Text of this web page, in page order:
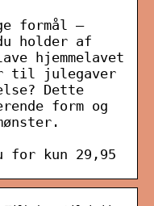
formål –
holder af
hjemmelavet
til julegaver
Dette
form og
for kun 29,95